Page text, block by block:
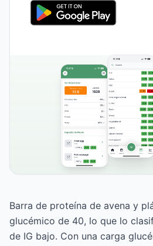
Barra de proteína de avena y
glucémico de 40, lo que lo
de IG bajo. Con una carga